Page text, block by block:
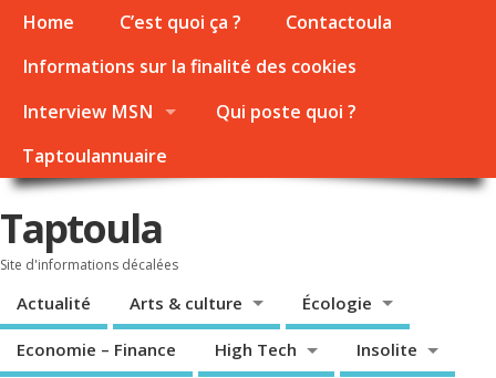
Home C’est quoi ça ?
Contactoula
Informations sur la finalité des cookies
Interview MSN
Qui poste quoi ?
Taptoulannuaire
Taptoula
Site d'informations décalées
Actualité Arts & culture Écologie
Economie – Finance High Tech Insolite